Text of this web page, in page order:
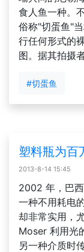
食人鱼一种。
俗称"切蛋鱼"
行任何形式的
图。据其拍摄
#切蛋鱼
塑料瓶为百
2013-8-14 15:45
2002 年，巴
一种不用耗电
却非常实用，
Moser 利用光
另一种介质时